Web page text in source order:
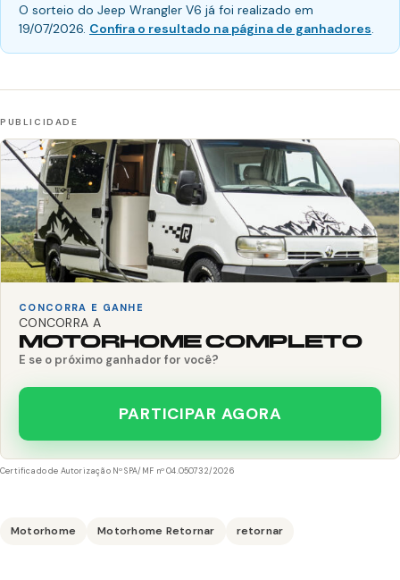
O sorteio do Jeep Wrangler V6 já foi realizado em
19/07/2026. Confira o resultado na página de ganhadores.
CONCORRA E GANHE
CONCORRA A
MOTORHOME COMPLETO
E se o próximo ganhador for você?
PARTICIPAR AGORA
Certificado de Autorização Nº SPA/MF nº 04.050732/2026
Motorhome Motorhome Retornar retornar